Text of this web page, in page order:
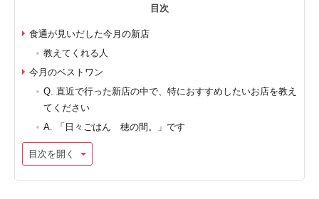
目次
食通が見いだした今月の新店
教えてくれる人
今月のベストワン
Q. 直近で行った新店の中で、特におすすめしたいお店を教え
てください
A. 「日々ごはん 穂の間。」です
目次を開く